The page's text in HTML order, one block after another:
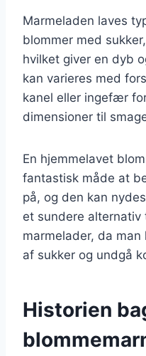
Marmeladen laves
blommer med
hvilket giver en dyb
kan varieres med
kanel eller ingefær
dimensioner til
En hjemmelavet
fantastisk måde at
på, og den kan
et sundere alternativ
marmelader, da
af sukker og undgå
Historien